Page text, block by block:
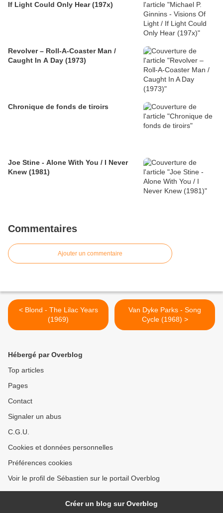
If Light Could Only Hear (197x)
Revolver – Roll-A-Coaster Man /
Caught In A Day (1973)
Chronique de fonds de tiroirs
Joe Stine - Alone With You / I Never
Knew (1981)
Commentaires
Ajouter un commentaire
< Blond - The Lilac Years
(1969)
Van Dyke Parks - Song
Cycle (1968) >
Hébergé par Overblog
Top articles
Pages
Contact
Signaler un abus
C.G.U.
Cookies et données personnelles
Préférences cookies
Voir le profil de Sébastien sur le portail Overblog
Créer un blog sur Overblog